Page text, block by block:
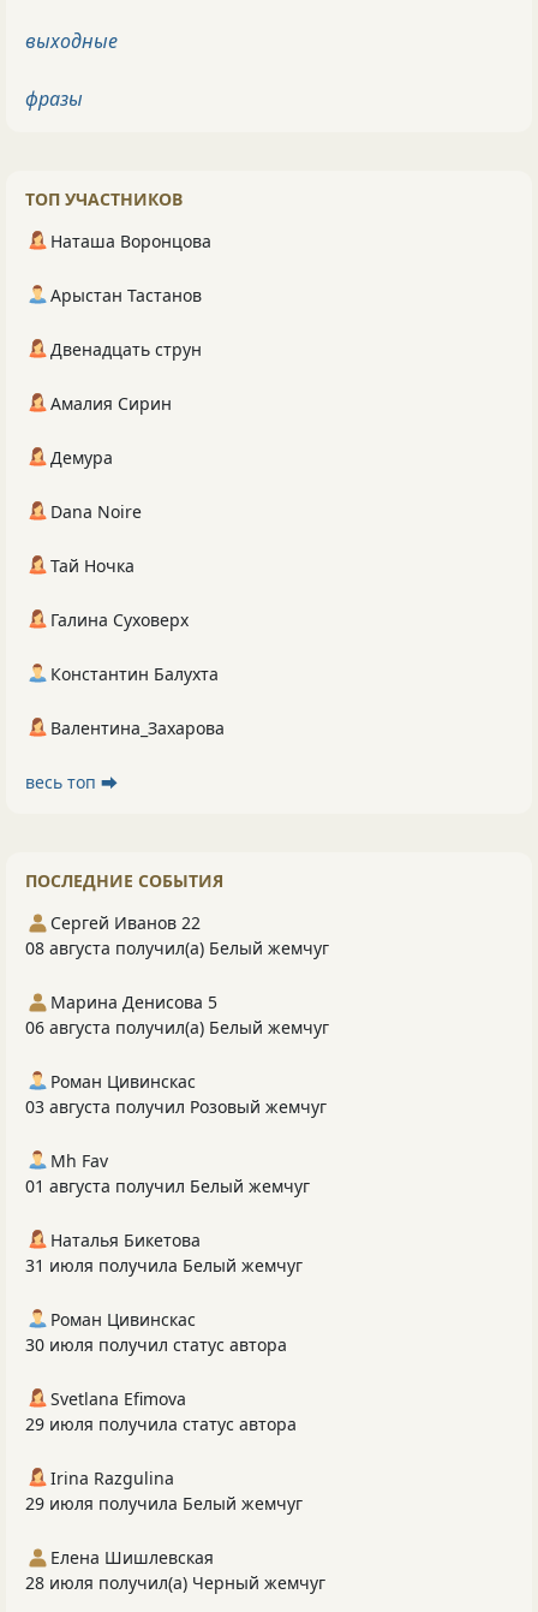
выходные
фразы
ТОП УЧАСТНИКОВ
Наташа Воронцова
Арыстан Тастанов
Двенадцать струн
Амалия Сирин
Демура
Dana Noire
Тай Ночка
Галина Суховерх
Константин Балухта
Валентина_Захарова
весь топ ⮕
ПОСЛЕДНИЕ СОБЫТИЯ
Сергей Иванов 22
08 августа получил(а) Белый жемчуг
Марина Денисова 5
06 августа получил(а) Белый жемчуг
Роман Цивинскас
03 августа получил Розовый жемчуг
Mh Fav
01 августа получил Белый жемчуг
Наталья Бикетова
31 июля получила Белый жемчуг
Роман Цивинскас
30 июля получил статус автора
Svetlana Efimova
29 июля получила статус автора
Irina Razgulina
29 июля получила Белый жемчуг
Елена Шишлевская
28 июля получил(а) Черный жемчуг